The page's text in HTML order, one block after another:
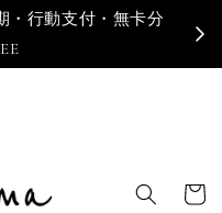
・行動支付・無卡分
寄